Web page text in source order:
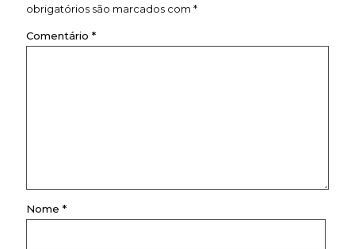
obrigatórios são marcados com *
Comentário *
Nome *